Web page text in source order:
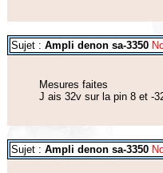
Sujet : Ampli denon sa-3350
Mesures faites
J ais 32v sur la pin 8 et -
Sujet : Ampli denon sa-3350